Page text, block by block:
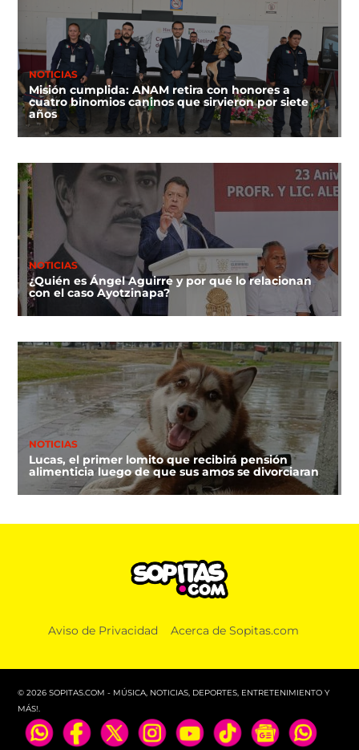
NOTICIAS
Misión cumplida: ANAM retira con honores a
cuatro binomios caninos que sirvieron por siete
años
NOTICIAS
¿Quién es Ángel Aguirre y por qué lo relacionan
con el caso Ayotzinapa?
NOTICIAS
Lucas, el primer lomito que recibirá pensión
alimenticia luego de que sus amos se divorciaran
Aviso de Privacidad Acerca de Sopitas.com
© 2026 SOPITAS.COM - MÚSICA, NOTICIAS, DEPORTES, ENTRETENIMIENTO Y
MÁS!.